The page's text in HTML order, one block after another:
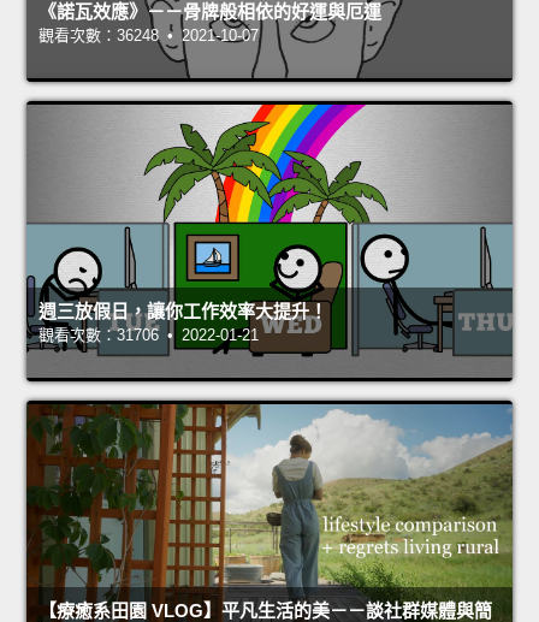
《諾瓦效應》－－骨牌般相依的好運與厄運
觀看次數：36248 • 2021-10-07
週三放假日，讓你工作效率大提升！
觀看次數：31706 • 2022-01-21
【療癒系田園 VLOG】平凡生活的美－－談社群媒體與簡